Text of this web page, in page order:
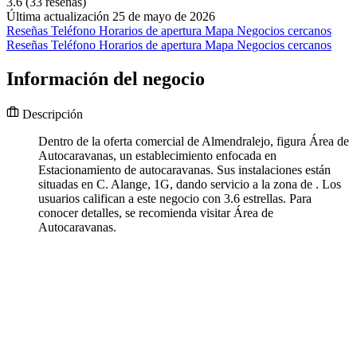
Última actualización 25 de mayo de 2026
Reseñas Teléfono Horarios de apertura Mapa Negocios cercanos
Reseñas Teléfono Horarios de apertura Mapa Negocios cercanos
Información del negocio
Descripción
Dentro de la oferta comercial de Almendralejo, figura Área de
Autocaravanas, un establecimiento enfocada en
Estacionamiento de autocaravanas. Sus instalaciones están
situadas en C. Alange, 1G, dando servicio a la zona de . Los
usuarios califican a este negocio con 3.6 estrellas. Para
conocer detalles, se recomienda visitar Área de
Autocaravanas.